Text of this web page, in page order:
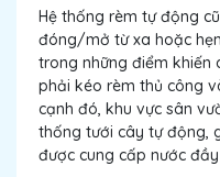
Hệ thống rèm tự động
đóng/mở từ xa hoặc
trong những điểm khiến
phải kéo rèm thủ công
cạnh đó, khu vực sân
thống tưới cây tự động,
được cung cấp nước đầy